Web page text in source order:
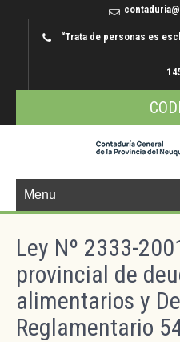
“Trata de personas es
Menu
Ley Nº 2333-
provincial de
alimentarios y
Reglamentario